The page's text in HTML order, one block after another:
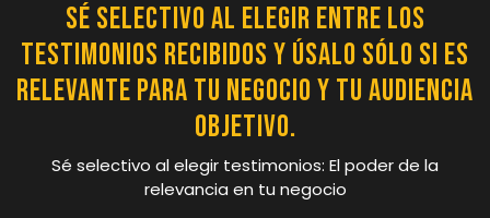
Sé selectivo al elegir entre los
testimonios recibidos y úsalo sólo si es
relevante para tu negocio y tu audiencia
objetivo.
Sé selectivo al elegir testimonios: El poder de la
relevancia en tu negocio